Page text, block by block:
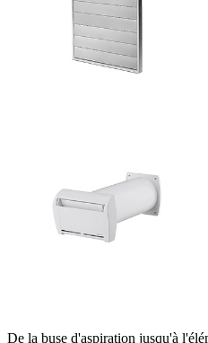
De la buse d'aspiration jusqu'à